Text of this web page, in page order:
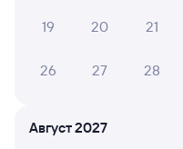
А ещё здесь
19 20 21
26 27 28
Август 2027